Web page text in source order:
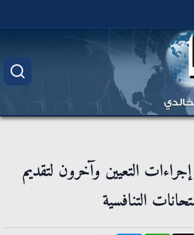
التعيين وآخرون لتقديم
التنافسية